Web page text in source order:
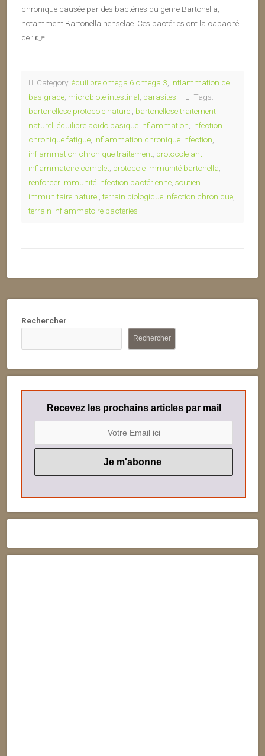
chronique causée par des bactéries du genre Bartonella,
notamment Bartonella henselae. Ces bactéries ont la capacité
de : 👉…
Category: équilibre omega 6 omega 3 inflammation de
bas grade microbiote intestinal parasites
Tags:
bartonellose protocole naturel bartonellose traitement
naturel équilibre acido basique inflammation infection
chronique fatigue inflammation chronique infection
inflammation chronique traitement protocole anti
inflammatoire complet protocole immunité bartonella
renforcer immunité infection bactérienne soutien
immunitaire naturel ,terrain biologique infection chronique
terrain inflammatoire bactéries
Rechercher
Rechercher
Recevez les prochains articles par mail